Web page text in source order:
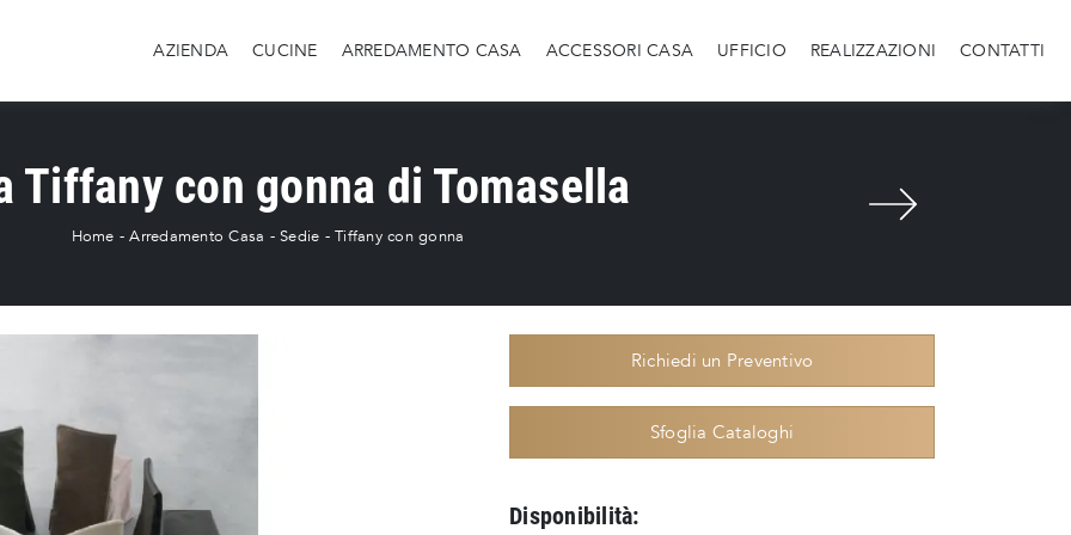
AZIENDA CUCINE ARREDAMENTO CASA ACCESSORI CASA UFFICIO REALIZZAZIONI CONTATTI
Tiffany con gonna di Tomasella
Home -Arredamento Casa - Sedie -Tiffany con gonna
Richiedi un Preventivo
Sfoglia Cataloghi
Disponibilità: